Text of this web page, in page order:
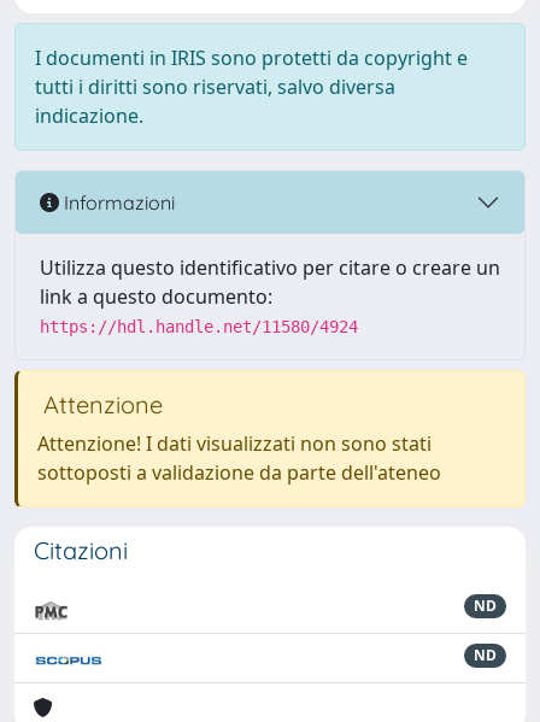
I documenti in IRIS sono protetti da copyright e
tutti i diritti sono riservati, salvo diversa
indicazione.
Informazioni
Utilizza questo identificativo per citare o creare un
link a questo documento:
https://hdl.handle.net/11580/4924
Attenzione
Attenzione! I dati visualizzati non sono stati
sottoposti a validazione da parte dell'ateneo
Citazioni
ND
ND